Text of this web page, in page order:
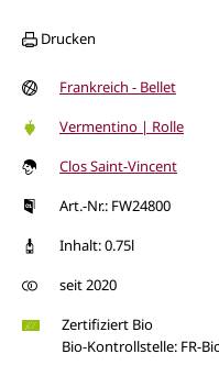
Drucken
Frankreich - Bellet
Vermentino | Rolle
Clos Saint-Vincent
Art.-Nr.: FW24800
Inhalt: 0.75l
seit 2020
Zertifiziert Bio
Bio-Kontrollstelle: FR-